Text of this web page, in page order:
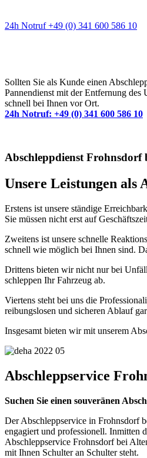
24h Notruf +49 (0) 341 600 586 10
Sollten Sie als Kunde einen
Pannendienst mit der Entfernung des
schnell bei Ihnen vor Ort.
24h Notruf: +49 (0) 341 600 586 10
Abschleppdienst Frohnsdorf
Unsere Leistungen als
Erstens ist unsere ständige
Sie müssen nicht erst auf
Zweitens ist unsere schnelle
schnell wie möglich bei Ihnen sind.
Drittens bieten wir nicht nur bei
schleppen Ihr Fahrzeug ab.
Viertens steht bei uns die
reibungslosen und sicheren Ablauf
Insgesamt bieten wir mit unserem
Abschleppservice
Suchen Sie einen souveränen
Der Abschleppservice in Frohnsdorf
engagiert und professionell. Inmitten
Abschleppservice Frohnsdorf bei
mit Ihnen Schulter an Schulter steht.